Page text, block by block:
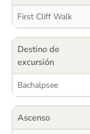
First Cliff Walk
Destino de
excursión
Bachalpsee
Ascenso